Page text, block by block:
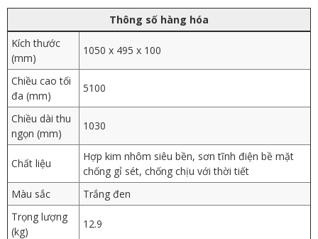
Thông số hàng hóa
Kích thước
(mm)
1050 x 495 x 100
Chiều cao tối
đa (mm)
5100
Chiều dài thu
ngọn (mm)
1030
Chất liệu
Hợp kim nhôm siêu bền, sơn tĩnh điện bề mặt
chống gỉ sét, chống chịu với thời tiết
Màu sắc
Trắng đen
Trọng lượng
(kg)
12.9